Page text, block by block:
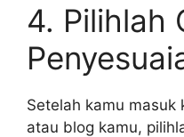
4. Pilihlah
Setelah kamu
atau blog kamu,